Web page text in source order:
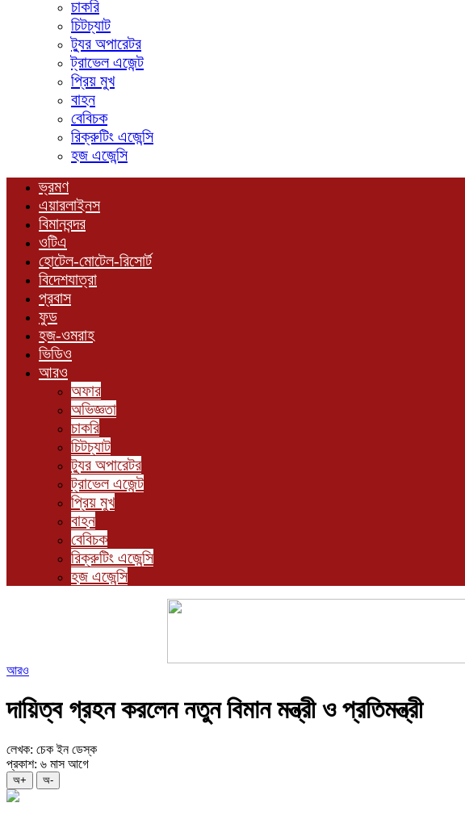
চাকরি
চিটচ্যাট
ট্যুর অপারেটর
ট্রাভেল এজেন্ট
প্রিয় মুখ
বাহন
বেবিচক
রিক্রুটিং এজেন্সি
হজ এজেন্সি
ভ্রমণ
এয়ারলাইনস
বিমানবন্দর
ওটিএ
হোটেল-মোটেল-রিসোর্ট
বিদেশযাত্রা
প্রবাস
ফুড
হজ-ওমরাহ
ভিডিও
আরও
অফার
অভিজ্ঞতা
চাকরি
চিটচ্যাট
ট্যুর অপারেটর
ট্রাভেল এজেন্ট
প্রিয় মুখ
বাহন
বেবিচক
রিক্রুটিং এজেন্সি
হজ এজেন্সি
আরও
দায়িত্ব গ্রহন করলেন নতুন বিমান মন্ত্রী ও প্রতিমন্ত্রী
লেখক: চেক ইন ডেস্ক
প্রকাশ: ৬ মাস আগে
অ+ অ-